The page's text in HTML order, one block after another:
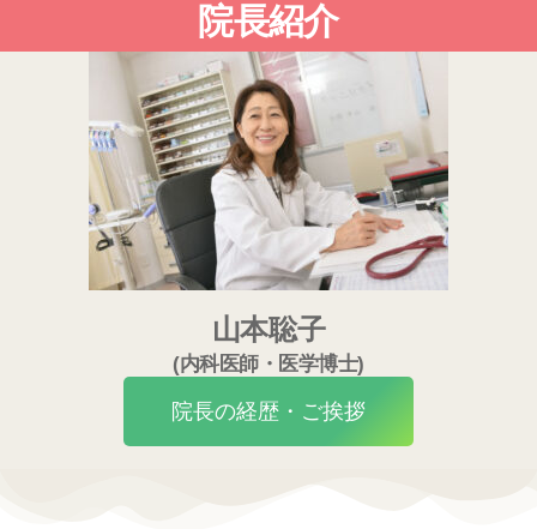
院長紹介
山本聡子
(内科医師・医学博士)
院長の経歴・ご挨拶